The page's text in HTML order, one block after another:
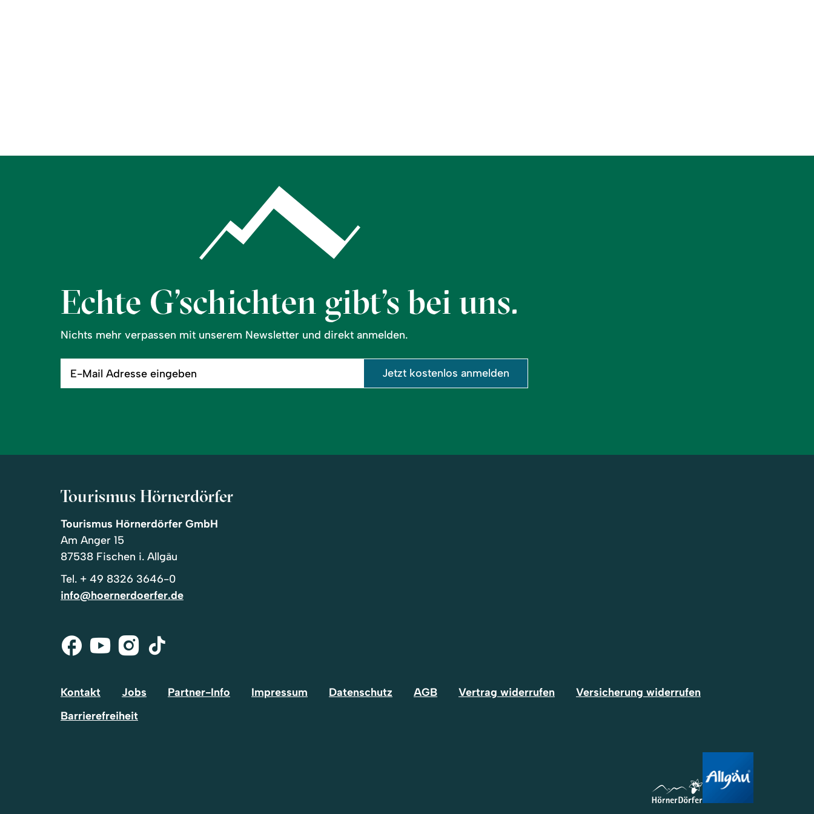
Echte G’schichten gibt’s bei uns.
Nichts mehr verpassen mit unserem Newsletter und direkt anmelden.
Mail
eingeben
Jetzt kostenlos anmelden
Tourismus Hörnerdörfer
Tourismus Hörnerdörfer GmbH
Am Anger 15
87538 Fischen i. Allgäu
Tel. + 49 8326 3646-0
info@hoernerdoerfer.de
Facebook
Youtube
Instagram
Tik-
Kontakt Jobs Partner-Info Impressum Datenschutz AGB Vertrag widerrufen
Versicherung widerrufen
Barrierefreiheit